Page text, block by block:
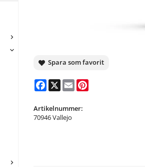
Spara som favorit
Facebook
X Email
Artikelnummer:
70946 Vallejo